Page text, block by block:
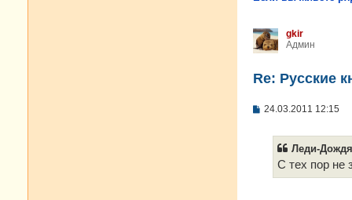
gkir
Админ
Re: Русские
С
24.03.2011 12:15
Леди-
С тех пор не